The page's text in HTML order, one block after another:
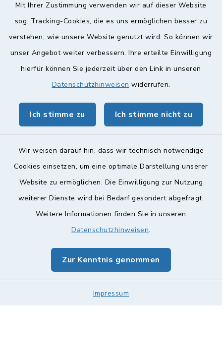
Mit Ihrer Zustimmung verwenden wir auf dieser Website
sog. Tracking-Cookies, die es uns ermöglichen besser zu
verstehen, wie unsere Website genutzt wird. So können wir
unser Angebot weiter verbessern. Ihre erteilte Einwilligung
hierfür können Sie jederzeit über den Link in unseren
Datenschutzhinweisen widerrufen.
Ich stimme zu Ich stimme nicht zu
Wir weisen darauf hin, dass wir technisch notwendige
Cookies einsetzen, um eine optimale Darstellung unserer
Website zu ermöglichen. Die Einwilligung zur Nutzung
weiterer Dienste wird bei Bedarf gesondert abgefragt.
Weitere Informationen finden Sie in unseren
Datenschutzhinweisen.
Zur Kenntnis genommen
Impressum
Weitere Informationen finden Sie hier.
Quicklinks
Landkreis Lichtenfels
geoPortal Lichtenfels
Barrierefreiheit
Impressum
Sitemap